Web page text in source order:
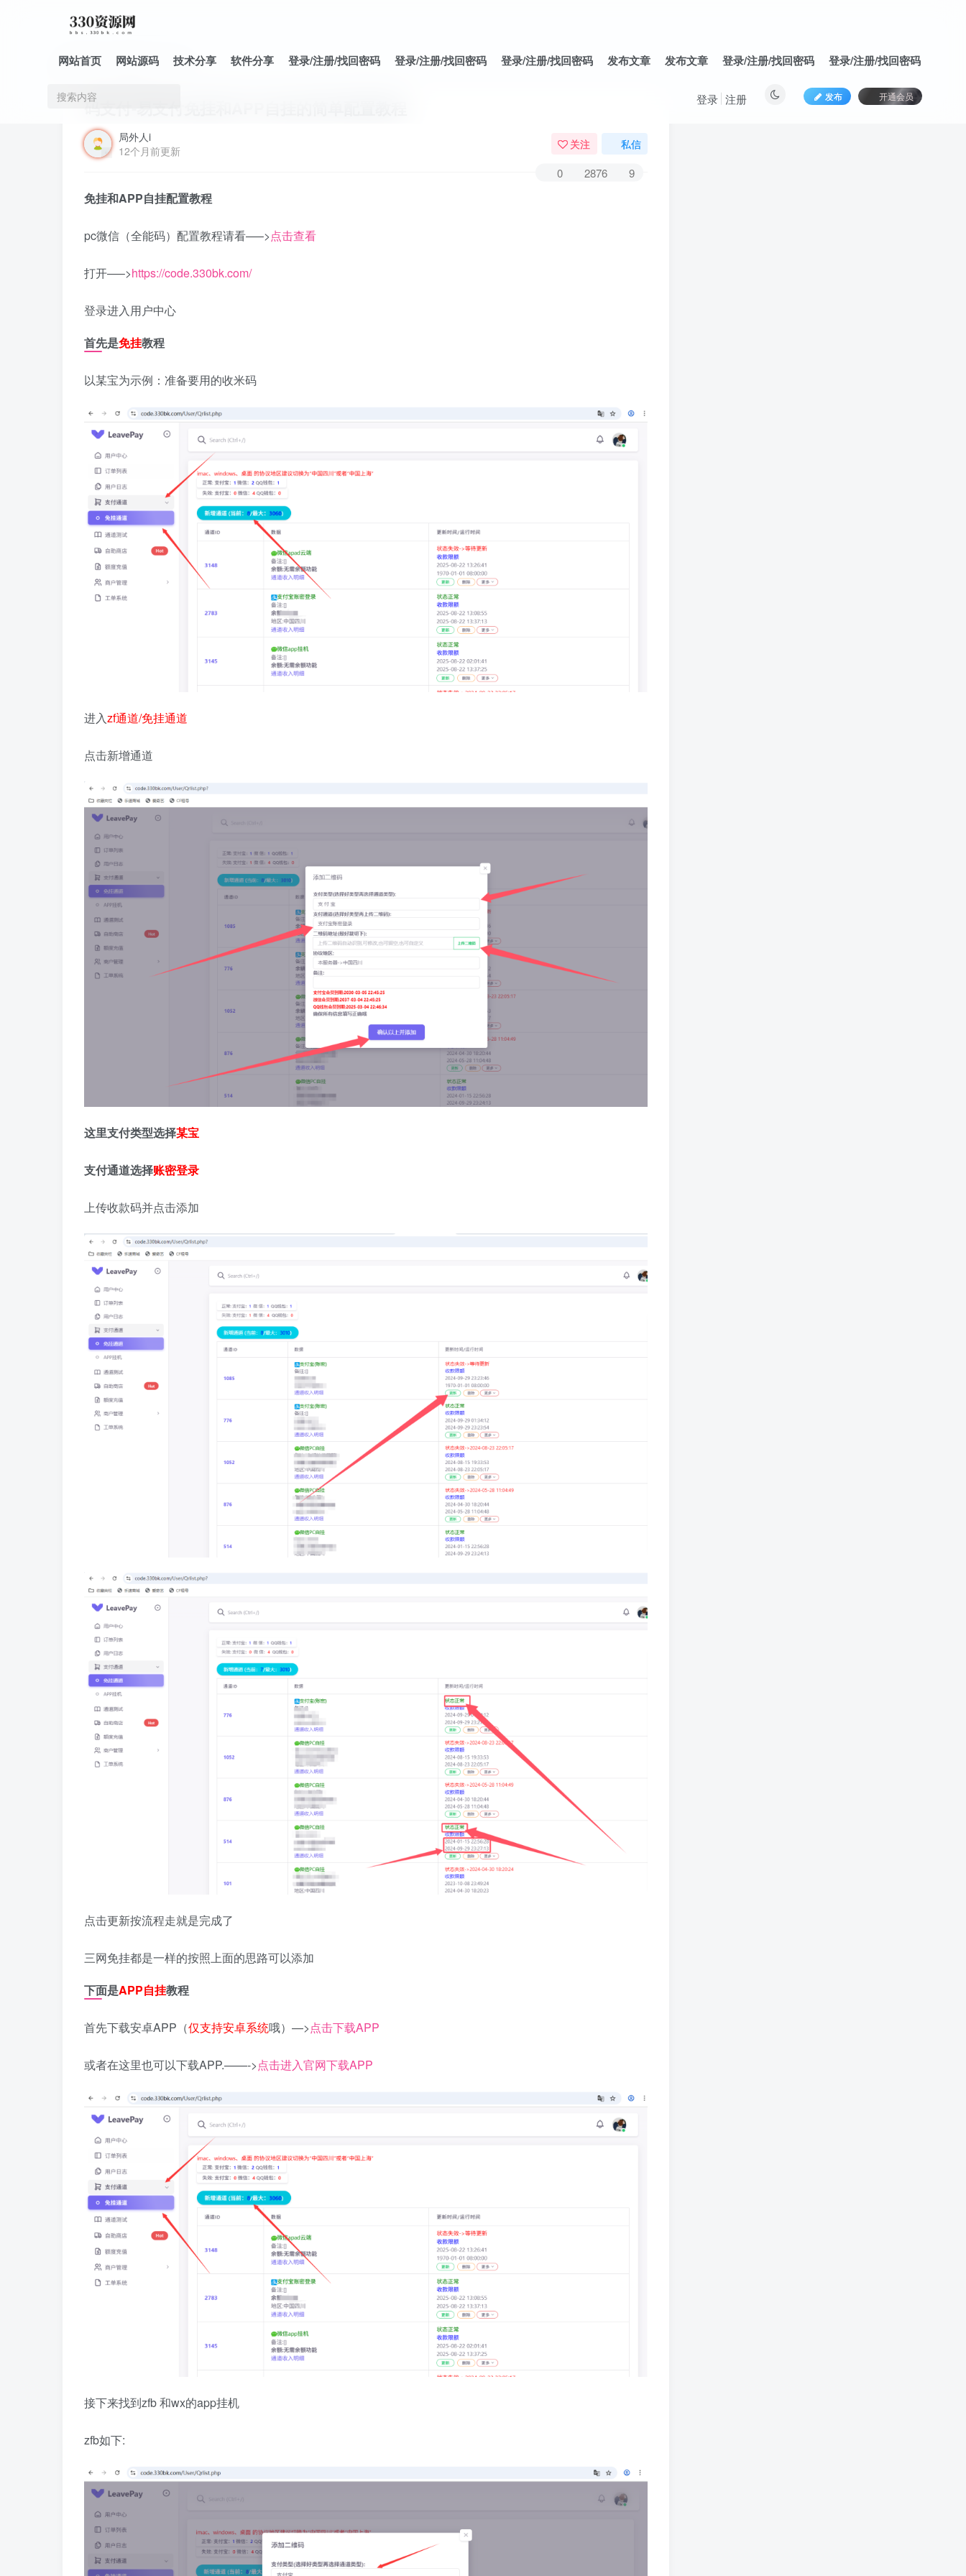
网站首页 网站源码 技术分享 软件分享 登录/注册/找回密码 登录/注册/找回密码 登录/注册/找回密码 发布文章 发布文章 登录/注册/找回密码 登录/注册/找回密码
发布 开通会员
登录 注册
首页 技术分享 正文
码支付-易支付免挂和APP自挂的简单配置教程
局外人i
12个月前更新
关注 私信
0 2876 9
免挂和APP自挂配置教程
pc微信（全能码）配置教程请看—–>点击查看
打开—–>https://code.330bk.com/
登录进入用户中心
首先是免挂教程
以某宝为示例：准备要用的收米码
进入zf通道/免挂通道
点击新增通道
这里支付类型选择某宝
支付通道选择账密登录
上传收款码并点击添加
点击更新按流程走就是完成了
三网免挂都是一样的按照上面的思路可以添加
下面是APP自挂教程
首先下载安卓APP（仅支持安卓系统哦）—>点击下载APP
或者在这里也可以下载APP.——->点击进入官网下载APP
接下来找到zfb 和wx的app挂机
zfb如下: